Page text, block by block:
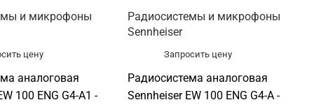
и микрофоны
цену
аналоговая
100 ENG G4-A1 -
Радиосистемы и микрофоны
Sennheiser
Запросить цену
Радиосистема аналоговая
Sennheiser EW 100 ENG G4-A -